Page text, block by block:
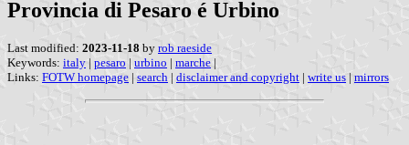
Provincia di Pesaro é Urbino
Last modified: 2023-11-18 by rob raeside
Keywords: italy | pesaro | urbino | marche |
Links: FOTW homepage | search | disclaimer and copyright | write us | mirrors